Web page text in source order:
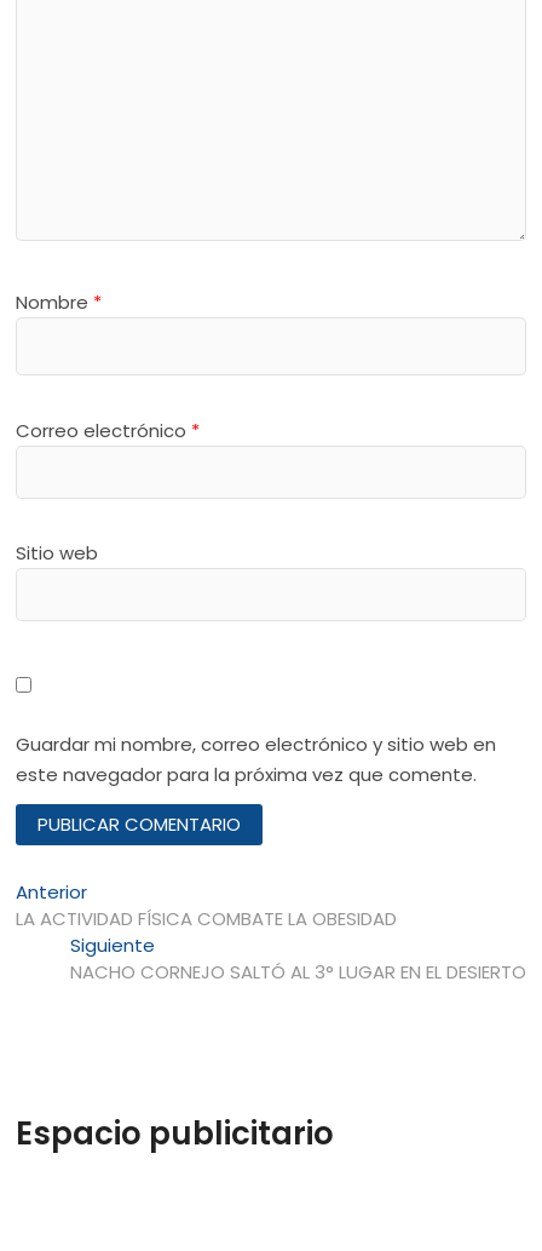
Nombre *
Correo electrónico *
Sitio web
Guardar mi nombre, correo electrónico y sitio web en
este navegador para la próxima vez que comente.
Navegación
de
entradas
AnteriorEntrada
anterior:
LA ACTIVIDAD FÍSICA COMBATE LA OBESIDAD
SiguienteEntrada
siguiente:
NACHO CORNEJO SALTÓ AL 3° LUGAR EN EL DESIERTO
Espacio publicitario